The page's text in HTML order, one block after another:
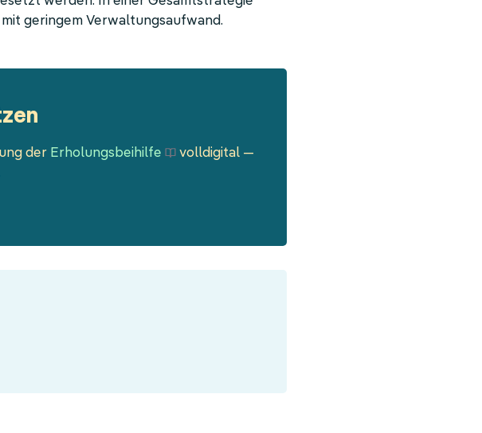
geringem Verwaltungsaufwand.
der Erholungsbeihilfe
volldigital —